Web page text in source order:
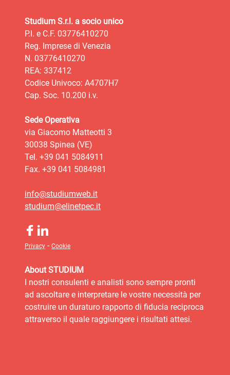
Studium S.r.l. a socio unico
P.I. e C.F. 03776410270
Reg. Imprese di Venezia
N. 03776410270
REA: 337412
Codice Univoco: A4707H7
Cap. Soc. 10.200 i.v.
Sede Operativa
via Giacomo Matteotti 3
30038 Spinea (VE)
Tel. +39 041 5084911
Fax. +39 041 5084981
info@studiumweb.it
studium@elinetpec.it
Privacy - Cookie
About STUDIUM
I nostri consulenti e analisti sono sempre pronti
ad ascoltare e interpretare le vostre necessità per
costruire un duraturo rapporto di fiducia reciproca
attraverso il quale raggiungere i risultati attesi.